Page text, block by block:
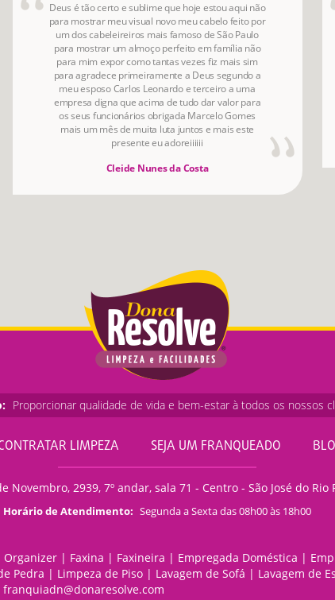
Deus é tão certo e sublime que hoje estou aqui não
para mostrar meu visual novo meu cabelo feito por
um dos cabeleireiros mais famoso de São Paulo
para mostrar um almoço perfeito em família não
para mim expor como tantas vezes fiz mais sim
para agradece primeiramente a Deus segundo a
meu esposo Carlos Leonardo e terceiro a uma
empresa digna que acima de tudo dar valor para
os seus funcionários obrigada Marcelo Gomes
mais um mês de muita luta juntos e mais este
presente eu adoreiiiiii
Cleide Nunes da Costa
Proporcionar qualidade de vida e bem-estar à todos os nossos
LIMPEZA SEJA UM FRANQUEADO
Novembro, 2939, 7º andar, sala 71 - Centro - São José do Rio
Horário de Atendimento: Segunda a Sexta das 08h00 às 18h00
Organizer | Faxina | Faxineira | Empregada Doméstica |
Pedra | Limpeza de Piso | Lavagem de Sofá | Lavagem de
franquiadn@donaresolve.com